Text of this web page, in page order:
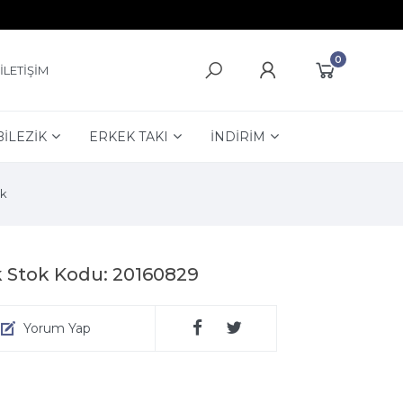
İLETİŞİM
0
ERKEK TAKI İNDİRİM
Kodu: 20160829
Yorum Yap